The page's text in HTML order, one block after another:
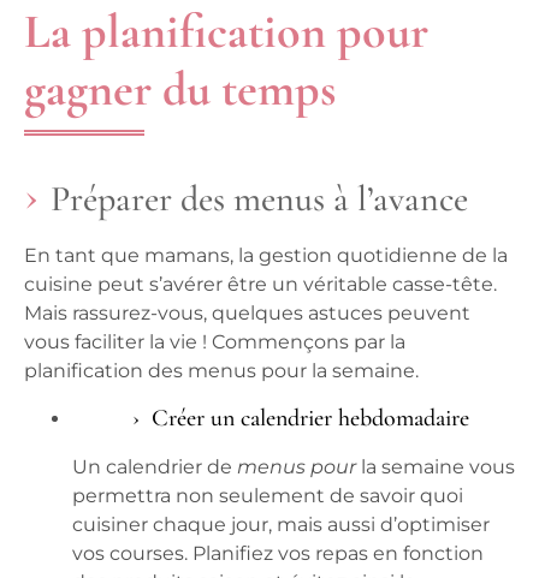
La planification pour
gagner du temps
Préparer des menus à l’avance
En tant que mamans, la gestion quotidienne de la
cuisine peut s’avérer être un véritable casse-tête.
Mais rassurez-vous, quelques astuces peuvent
vous faciliter la vie ! Commençons par la
planification des menus pour la semaine.
Créer un calendrier hebdomadaire
Un calendrier de menus pourla semaine vous
permettra non seulement de savoir quoi
cuisiner chaque jour, mais aussi d’optimiser
vos courses. Planifiez vos repas en fonction